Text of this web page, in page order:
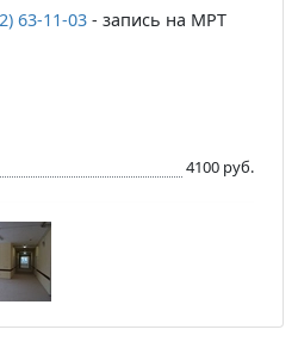
63-11-03 - запись на МРТ
4100 руб.